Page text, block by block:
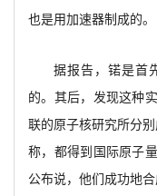
也是用加速器制成的。
据报告， 锘是首
的。其后，发现这种
联的原子核研究所分别
称，都得到国际原子
公布说，他们成功地